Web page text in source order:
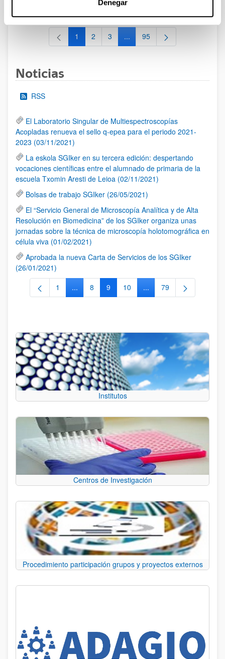
Denegar
al 30/07/2026 (ambos incluídos)
Página
1 Página
2 Página
3 ...Páginas intermedias Use TAB
Página
95
Noticias
RSS
El Laboratorio Singular de Multiespectroscopías
Acopladas renueva el sello q-epea para el periodo 2021-
2023 (03/11/2021)
La eskola SGIker en su tercera edición: despertando
vocaciones científicas entre el alumnado de primaria de la
escuela Txomin Aresti de Leioa (02/11/2021)
Bolsas de trabajo SGIker (26/05/2021)
El “Servicio General de Microscopía Analítica y de Alta
Resolución en Biomedicina” de los SGIker organiza unas
jornadas sobre la técnica de microscopía holotomográfica en
célula viva (01/02/2021)
Aprobada la nueva Carta de Servicios de los SGIker
(26/01/2021)
Página
1 ...Páginas intermedias Use TAB para
Página
8 Página
9 Página
10 ...Páginas intermedias
Página
79
Institutos
Centros de Investigación
Procedimiento participación grupos y proyectos externos